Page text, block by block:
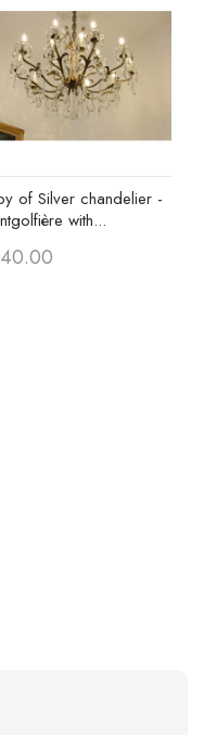
of Silver chandelier -
with...